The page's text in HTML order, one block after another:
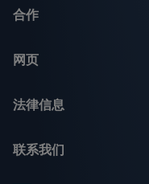
合作
网页
法律信息
联系我们